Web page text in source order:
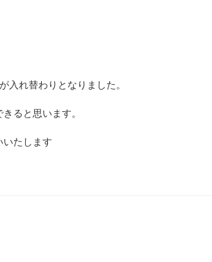
入れ替わりとなりました。
ると思います。
いたします